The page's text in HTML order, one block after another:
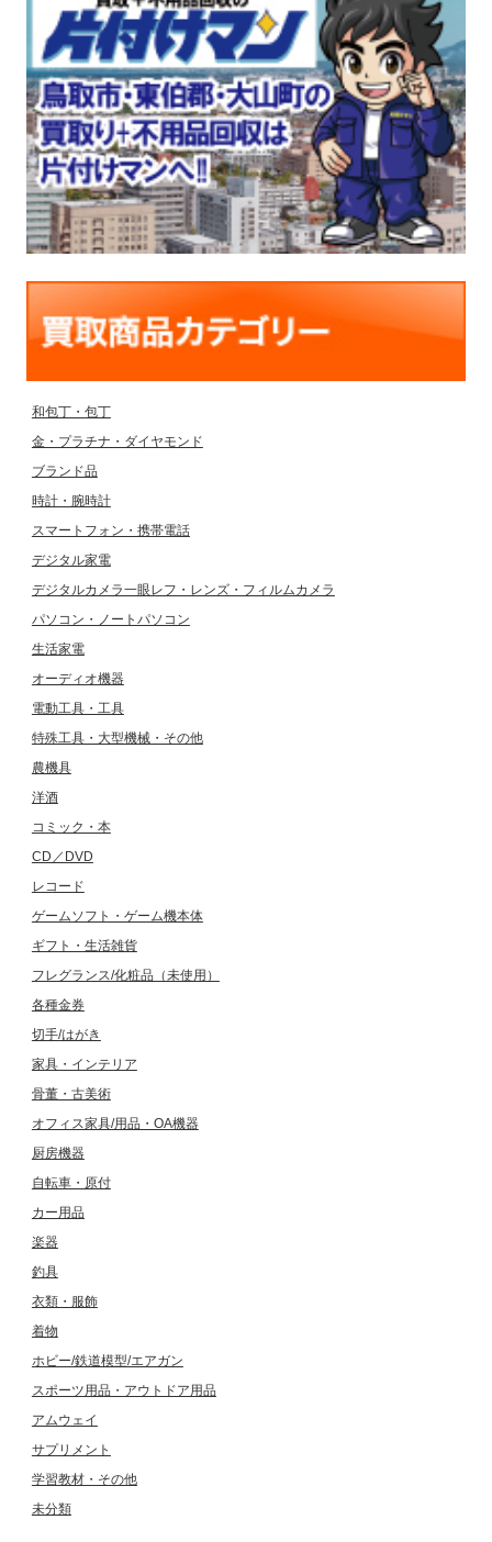
和包丁・包丁
金・プラチナ・ダイヤモンド
ブランド品
時計・腕時計
スマートフォン・携帯電話
デジタル家電
デジタルカメラ一眼レフ・レンズ・フィルムカメラ
パソコン・ノートパソコン
生活家電
オーディオ機器
電動工具・工具
特殊工具・大型機械・その他
農機具
洋酒
コミック・本
CD／DVD
レコード
ゲームソフト・ゲーム機本体
ギフト・生活雑貨
フレグランス/化粧品（未使用）
各種金券
切手/はがき
家具・インテリア
骨董・古美術
オフィス家具/用品・OA機器
厨房機器
自転車・原付
カー用品
楽器
釣具
衣類・服飾
着物
ホビー/鉄道模型/エアガン
スポーツ用品・アウトドア用品
アムウェイ
サプリメント
学習教材・その他
未分類